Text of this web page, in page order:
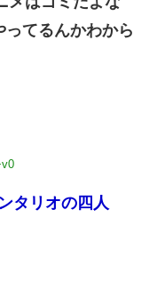
てるんかわから
タリオの四人